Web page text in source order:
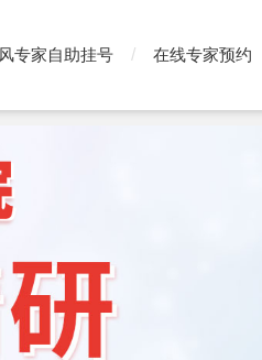
专家自助挂号 在线专家预约